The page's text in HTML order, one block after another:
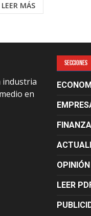
LEER MÁS
industria
en
SECCIONES
OPINIÓN
LEER